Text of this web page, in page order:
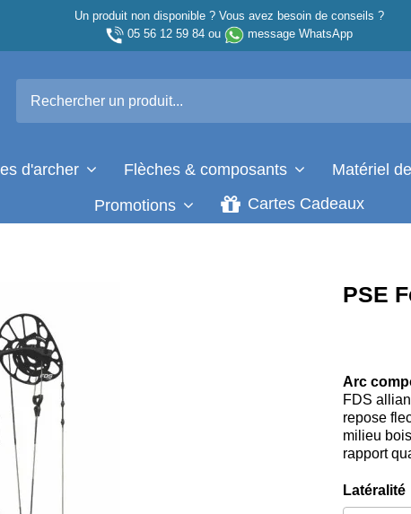
Un produit non disponible ? Vous avez besoin de conseils ?
05 56 12 59 84ou message WhatsApp
d'archer Flèches & composants Matériel
Promotions Cartes Cadeaux
PSE
Arc
FDS
repose
milieu
rapport
Latéralité